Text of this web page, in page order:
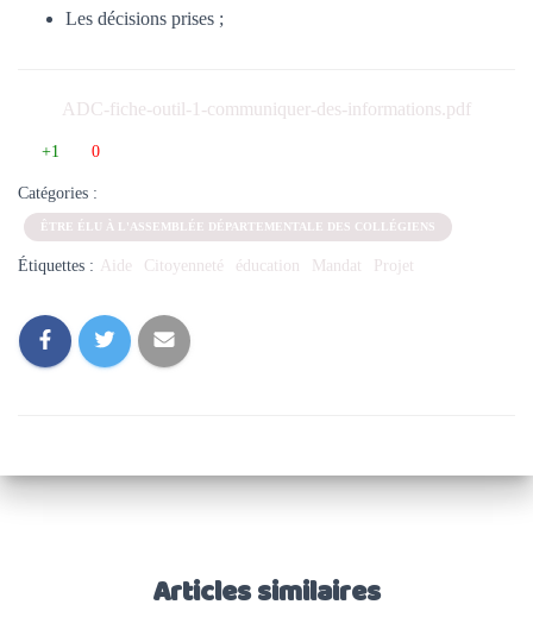
Les décisions prises ;
ADC-fiche-outil-1-communiquer-des-informations.pdf
+1 0
Catégories :
ÊTRE ÉLU À L'ASSEMBLÉE DÉPARTEMENTALE DES COLLÉGIENS
Étiquettes : Aide Citoyenneté éducation Mandat Projet
Articles similaires